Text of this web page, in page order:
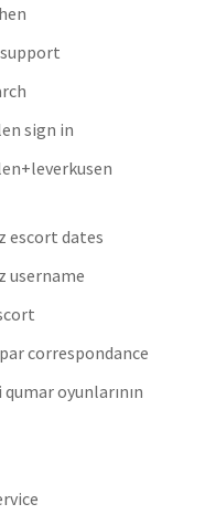
sign in
escort dates
username
correspondance
oyunlarının